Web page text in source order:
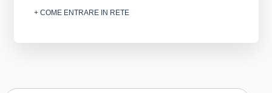
+ COME ENTRARE IN RETE